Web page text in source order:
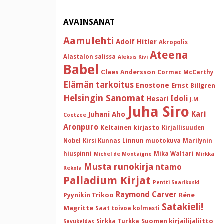
AVAINSANAT
Aamulehti Adolf Hitler Akropolis
Alastalon salissa Aleksis Kivi Ateena
Babel Claes Andersson Cormac McCarthy
Elämän tarkoitus Enostone Ernst Billgren
Helsingin Sanomat Hesari Idoli J.M.
Coetzee Juhani Aho Juha Siro Kari
Aronpuro Keltainen kirjasto Kirjallisuuden
Nobel
Kirsi Kunnas Linnun muotokuva Marilynin
hiuspinni Michel de Montaigne Mika Waltari Mirkka
Rekola Musta runokirja ntamo
Palladium Kirjat Pentti Saarikoski
Pyynikin Trikoo Raymond Carver Réne
Magritte Saat toivoa kolmesti Satakieli!
Savukeidas Sirkka Turkka Suomen kirjailijaliitto